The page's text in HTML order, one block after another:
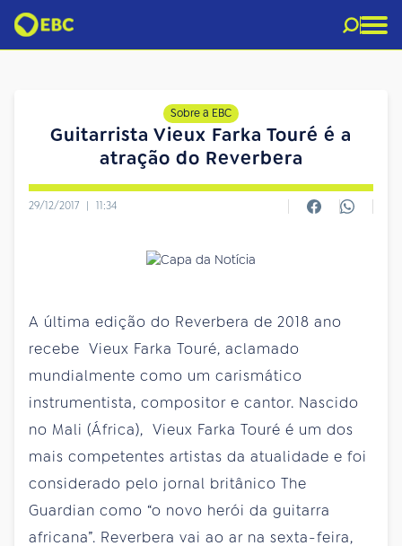
Sobre a EBC
Guitarrista Vieux Farka Touré é a
atração do Reverbera
29/12/2017 | 11:34
A última edição do Reverbera de 2018 ano
recebe Vieux Farka Touré, aclamado
mundialmente como um carismático
instrumentista, compositor e cantor. Nascido
no Mali (África), Vieux Farka Touré é um dos
mais competentes artistas da atualidade e foi
considerado pelo jornal britânico The
Guardian como “o novo herói da guitarra
africana”. Reverbera vai ao ar na sexta-feira,